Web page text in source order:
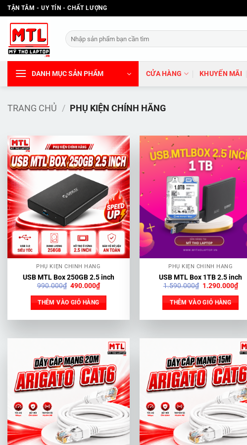
Bỏ
qua
dung
TẬN TÂM - UY TÍN - CHẤT LƯỢNG
Tìm
kiếm:
DANH MỤC SẢN PHẨM CỬA HÀNG KHUYẾN MÃI
TRANG CHỦ / PHỤ KIỆN CHÍNH HÃNG
PHỤ KIỆN CHÍNH HÃNG
USB MTL Box 250GB 2.5 inch
990.000₫ Giá
là:
990.000₫.
490.000₫Giá
hiện
THÊM VÀO GIỎ HÀNG
PHỤ KIỆN CHÍNH HÃNG
USB MTL Box 1TB 2.5 inch
1.590.000₫ Giá
là:
1.590.000₫.
1.290.000₫Giá
hiện
THÊM VÀO GIỎ HÀNG